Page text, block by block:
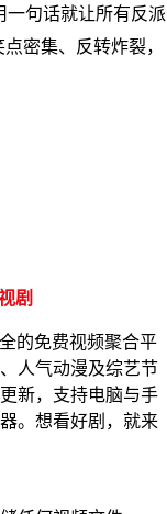
一句话就让所有反派
密集、反转炸裂，
剧
的免费视频聚合平
人气动漫及综艺节
新，支持电脑与手
。想看好剧，就来